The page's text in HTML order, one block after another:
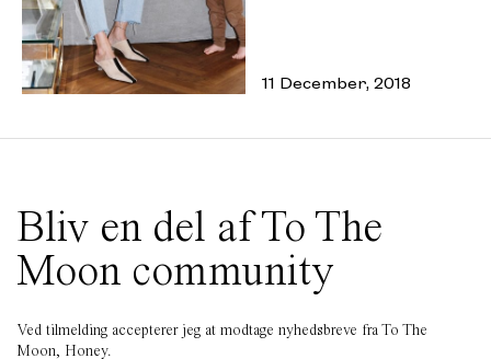
11 December, 2018
Bliv en del af To The
Moon community
Ved tilmelding accepterer jeg at modtage nyhedsbreve fra To The
Moon, Honey.